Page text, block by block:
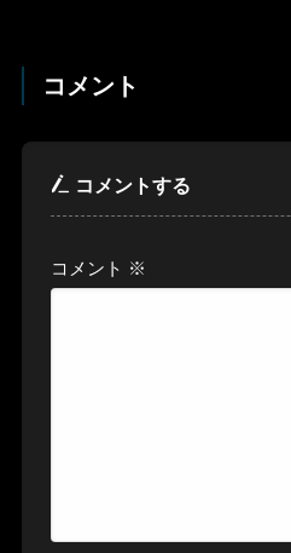
コメント
コメントする
コメント ※